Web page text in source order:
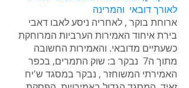
לאורך דובאי והמרינה
ארוחת בוקר , לאחריה ניסע לאבו דאבי
בירת איחוד האמירות הערביות המרוחקת
כשעתיים מדובאי. והאמירות החשובה
מתוך ה7 נבקר ב: שוק התמרים, בכפר
האמירתי המשוחזר , נבקר במסגד ש'יח